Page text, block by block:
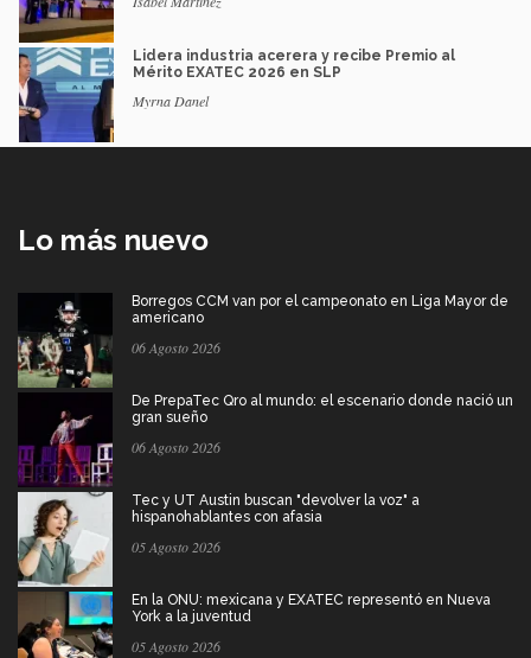
Lidera industria acerera y recibe Premio al
Mérito EXATEC 2026 en SLP
Myrna Danel
Lo más nuevo
Borregos CCM van por el campeonato en Liga Mayor de
americano
06 Agosto 2026
De PrepaTec Qro al mundo: el escenario donde nació un
gran sueño
06 Agosto 2026
Tec y UT Austin buscan "devolver la voz" a
hispanohablantes con afasia
05 Agosto 2026
En la ONU: mexicana y EXATEC representó en Nueva
York a la juventud
05 Agosto 2026